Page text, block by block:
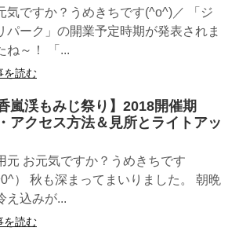
気ですか？うめきちです(^o^)／ 「ジ
パーク」の開業予定時期が発表されま
ね～！ 「...
を読む
香嵐渓もみじ祭り】2018開催期
アクセス方法＆見所とライトアッ
元 お元気ですか？うめきちです
） 秋も深まってまいりました。 朝晩
え込みが...
を読む